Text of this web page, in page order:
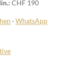
CHF 190
· WhatsApp